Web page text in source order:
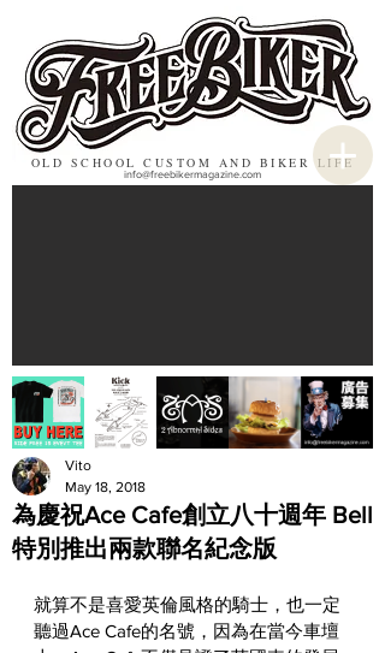
OLD SCHOOL CUSTOM AND BIKER LIFE
info@freebikermagazine.com
為慶祝Ace Cafe創立八十週年 Bell
特別推出兩款聯名紀念版
Vito
May 18, 2018
就算不是喜愛英倫風格的騎士，也一定
聽過Ace Cafe的名號，因為在當今車壇